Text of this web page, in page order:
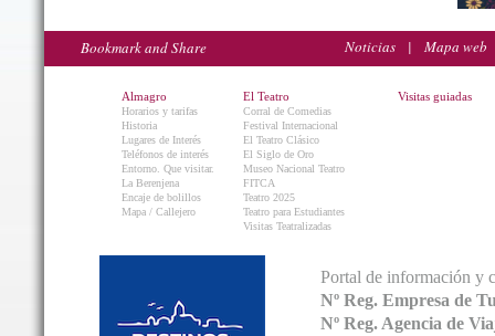
Noticias | Mapa web
Almagro
Horarios y tarifas
Historia
Lugares de Interés
Teléfonos de interés
Entorno. Que visitar.
La Berenjena
Encaje de bolillos
Mapa / Callejero
El Teatro
Corral de Comedias
Festival Internacional
El Teatro Clásico
El Siglo de Oro
Museo Nacional Teatro
FITCA
Teatro 2025
Teatro para Estudiantes
Visitas Teatralizadas
Visitas guiadas
Portal de información y
Nº Reg. Empresa de
Nº Reg. Agencia de